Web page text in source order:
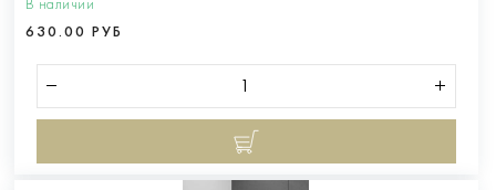
630.00 РУБ